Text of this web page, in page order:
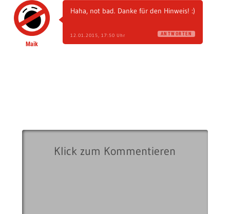
Maik
Haha, not bad. Danke für den Hinweis! :)
12.01.2015, 17:50 Uhr ANTWORTEN